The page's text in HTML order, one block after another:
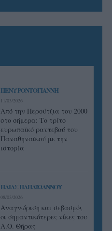
ΠΕΝΥ ΡΟΝΤΟΓΙΑΝΝΗ
11/03/2026
Από την Περούτζια του 2000
στο σήμερα: Tο τρίτο
ευρωπαϊκό ραντεβού του
Παναθηναϊκού με την
ιστορία
ΗΛΙΑΣ ΠΑΠΑΪΩΑΝΝΟΥ
08/03/2026
Αναγνώριση και σεβασμός
οι σημαντικότερες νίκες του
Α.Ο. Θήρας